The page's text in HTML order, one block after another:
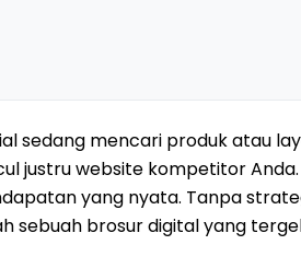
sedang mencari produk atau
justru website kompetitor
yang nyata. Tanpa
sebuah brosur digital yang